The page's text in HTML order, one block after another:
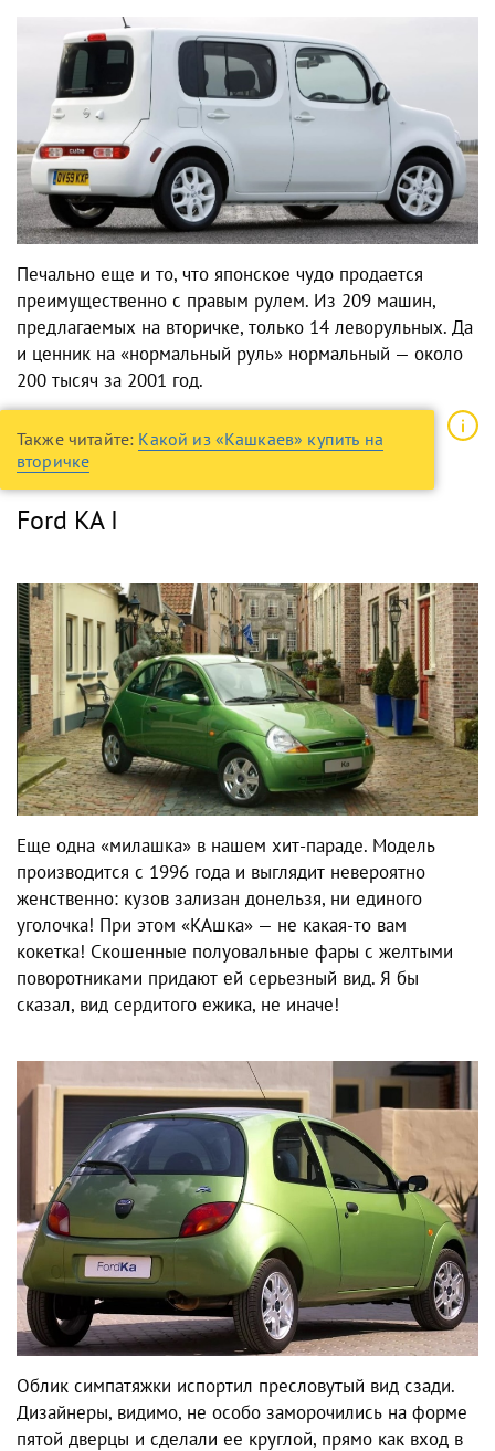
Печально еще и то, что японское чудо продается
преимущественно с правым рулем. Из 209 машин,
предлагаемых на вторичке, только 14 леворульных. Да
и ценник на «нормальный руль» нормальный — около
200 тысяч за 2001 год.
Также читайте: Какой из «Кашкаев» купить на
вторичке
Ford KA I
Еще одна «милашка» в нашем хит-параде. Модель
производится с 1996 года и выглядит невероятно
женственно: кузов зализан донельзя, ни единого
уголочка! При этом «КАшка» — не какая-то вам
кокетка! Скошенные полуовальные фары с желтыми
поворотниками придают ей серьезный вид. Я бы
сказал, вид сердитого ежика, не иначе!
Облик симпатяжки испортил пресловутый вид сзади.
Дизайнеры, видимо, не особо заморочились на форме
пятой дверцы и сделали ее круглой, прямо как вход в